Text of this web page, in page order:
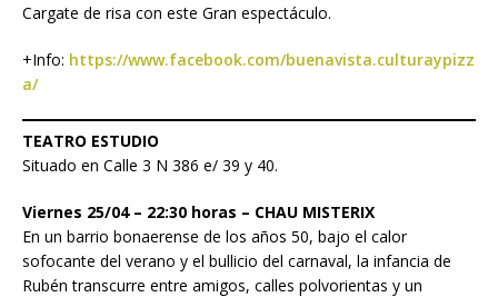
Cargate de risa con este Gran espectáculo.
+Info: https://www.facebook.com/buenavista.culturaypizz
a/
TEATRO ESTUDIO
Situado en Calle 3 N 386 e/ 39 y 40.
Viernes 25/04 – 22:30 horas – CHAU MISTERIX
En un barrio bonaerense de los años 50, bajo el calor
sofocante del verano y el bullicio del carnaval, la infancia de
Rubén transcurre entre amigos, calles polvorientas y un